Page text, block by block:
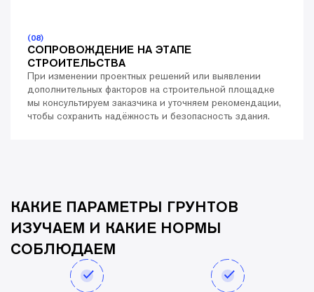
(08)
СОПРОВОЖДЕНИЕ НА ЭТАПЕ
СТРОИТЕЛЬСТВА
При изменении проектных решений или выявлении
дополнительных факторов на строительной площадке
мы консультируем заказчика и уточняем рекомендации,
чтобы сохранить надёжность и безопасность здания.
КАКИЕ ПАРАМЕТРЫ ГРУНТОВ
ИЗУЧАЕМ И КАКИЕ НОРМЫ
СОБЛЮДАЕМ